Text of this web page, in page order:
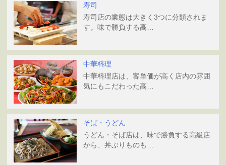
寿司
寿司店の業態は大きく3つに分類されま
す。味で勝負する高…
中華料理
中華料理店は、客単価が高く店内の雰囲
気にもこだわった高…
そば・うどん
うどん・そば店は、味で勝負する高級店
から、丼ぶりものも…